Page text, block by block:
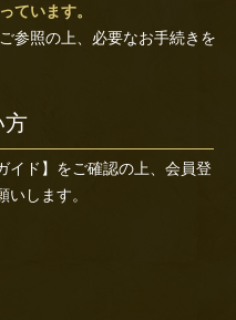
ています。
参照の上、必要なお手続きを
方
イド】 をご確認の上、会員登
します。